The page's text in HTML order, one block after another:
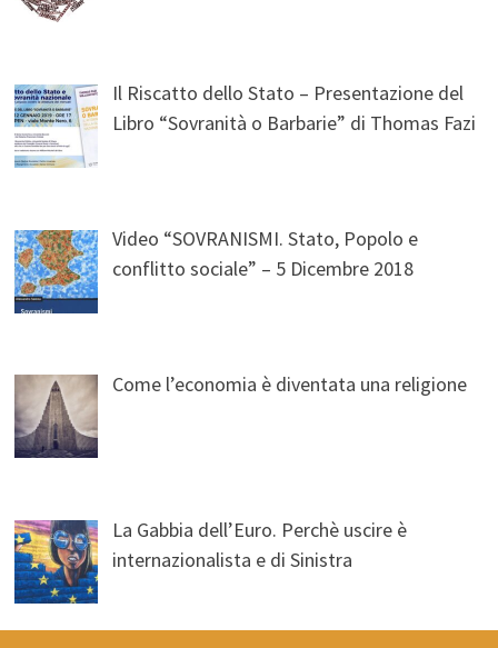
Il Riscatto dello Stato – Presentazione del
Libro “Sovranità o Barbarie” di Thomas Fazi
Video “SOVRANISMI. Stato, Popolo e
conflitto sociale” – 5 Dicembre 2018
Come l’economia è diventata una religione
La Gabbia dell’Euro. Perchè uscire è
internazionalista e di Sinistra